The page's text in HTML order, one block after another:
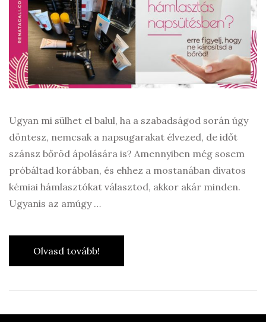
Ugyan mi sülhet el balul, ha a szabadságod során úgy
döntesz, nemcsak a napsugarakat élvezed, de időt
szánsz bőröd ápolására is? Amennyiben még sosem
próbáltad korábban, és ehhez a mostanában divatos
kémiai hámlasztókat választod, akkor akár minden.
Ugyanis az amúgy …
Olvasd tovább!